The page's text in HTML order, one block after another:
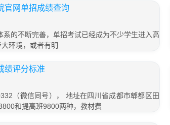
官网单招成绩查询
的不断完善，单招考试已经成为不少学生进入高
环境，或者有明
绩评分标准
（微信同号）， 地址在四川省成都市郫都区田
和提高班9800两种，教材费